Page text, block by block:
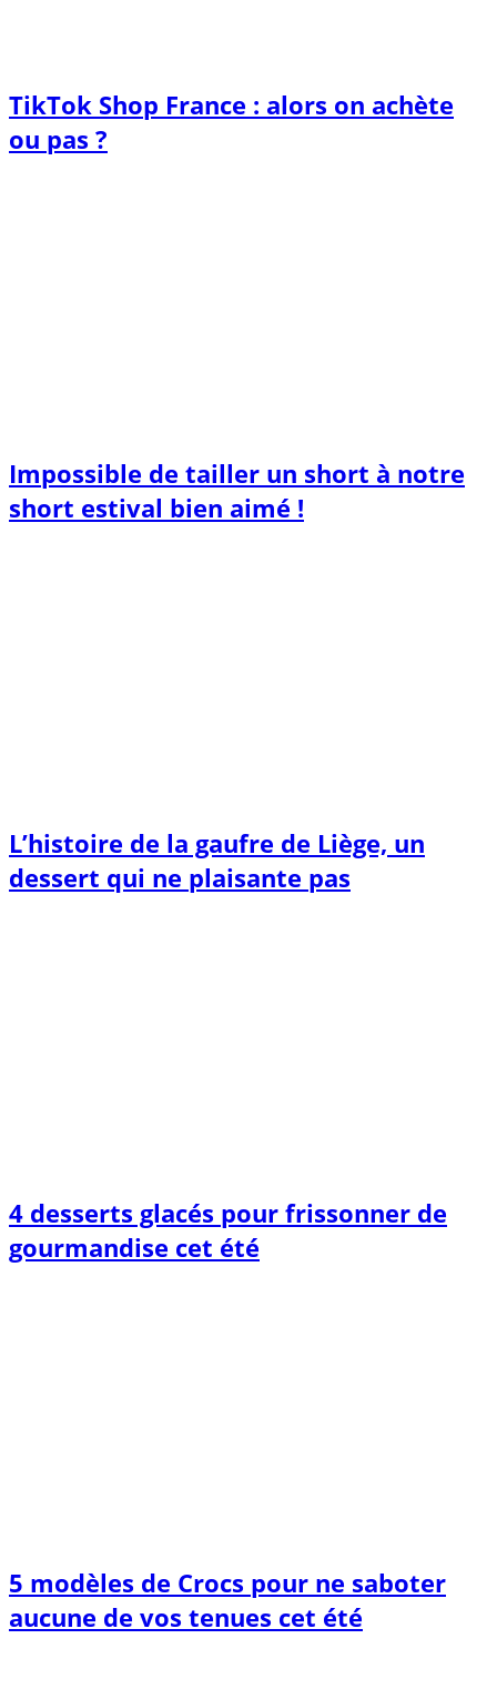
TikTok Shop France : alors on achète
ou pas ?
Impossible de tailler un short à notre
short estival bien aimé !
L’histoire de la gaufre de Liège, un
dessert qui ne plaisante pas
4 desserts glacés pour frissonner de
gourmandise cet été
5 modèles de Crocs pour ne saboter
aucune de vos tenues cet été